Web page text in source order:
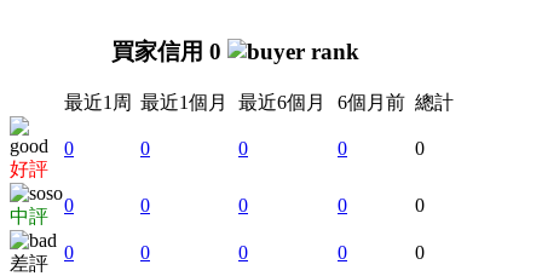
買家信用 0
最近1周 最近1個月 最近6個月 6個月前 總計
好評
0 0 0 0 0
中評
0 0 0 0 0
差評
0 0 0 0
0